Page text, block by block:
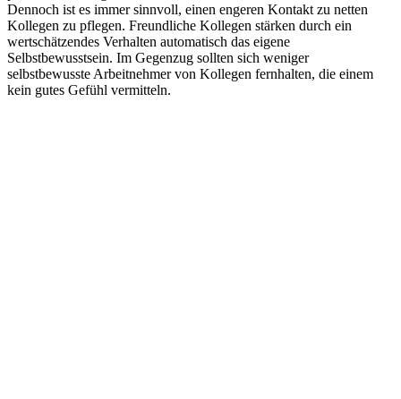
Dennoch ist es immer sinnvoll, einen engeren Kontakt zu netten
Kollegen zu pflegen. Freundliche Kollegen stärken durch ein
wertschätzendes Verhalten automatisch das eigene
Selbstbewusstsein. Im Gegenzug sollten sich weniger
selbstbewusste Arbeitnehmer von Kollegen fernhalten, die einem
kein gutes Gefühl vermitteln.